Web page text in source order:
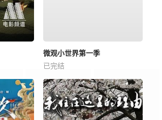
微观小世界第一季
已完结